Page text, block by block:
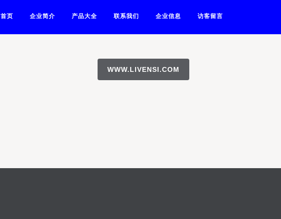
首页 企业简介 产品大全 联系我们 企业信息 访客留言
WWW.LIVENSI.COM